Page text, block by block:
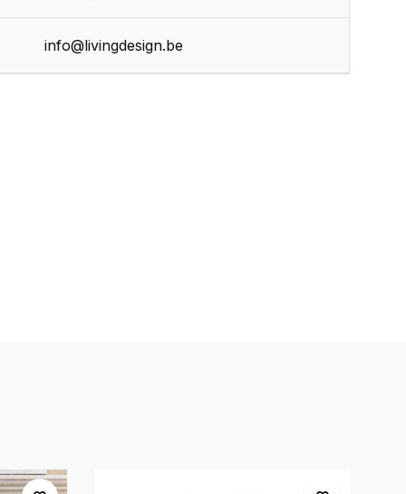
info@livingdesign.be